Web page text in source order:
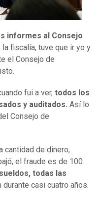
informes al Consejo
la fiscalía, tuve que ir yo y
el Consejo de
fui a ver, todos los
y auditados. Así lo
Consejo de
cantidad de dinero,
el fraude es de 100
todas las
casi cuatro años.